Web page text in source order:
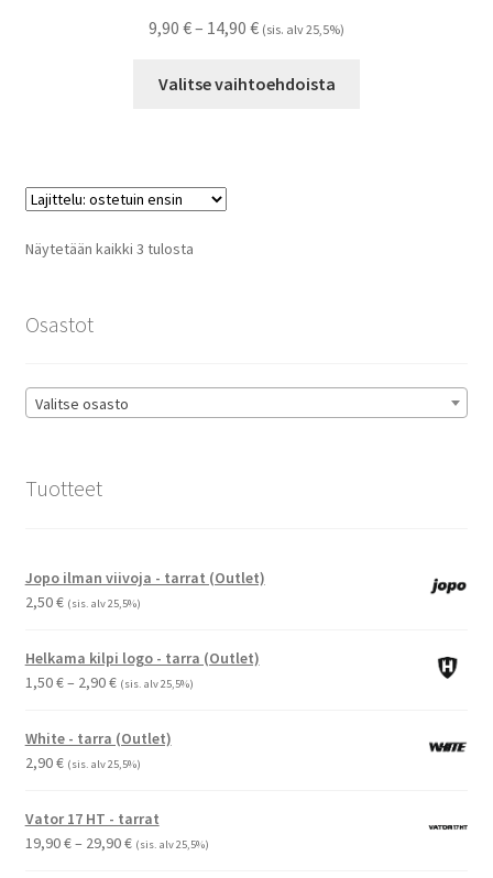
9,90 €– 14,90 €Hintaluokka:
-
(sis. alv 25,5%)
Valitse vaihtoehdoista
Näytetään kaikki 3 tulostaSuosituimmat
Osastot
Valitse osasto
Tuotteet
Jopo ilman viivoja - tarrat (Outlet)
2,50€ (sis. alv 25,5%)
Helkama kilpi logo - tarra (Outlet)
1,50€– 2,90€Hintaluokka:
-
(sis. alv 25,5%)
White - tarra (Outlet)
2,90€ (sis. alv 25,5%)
Vator 17 HT - tarrat
19,90€– 29,90€Hintaluokka:
(sis. alv 25,5%)